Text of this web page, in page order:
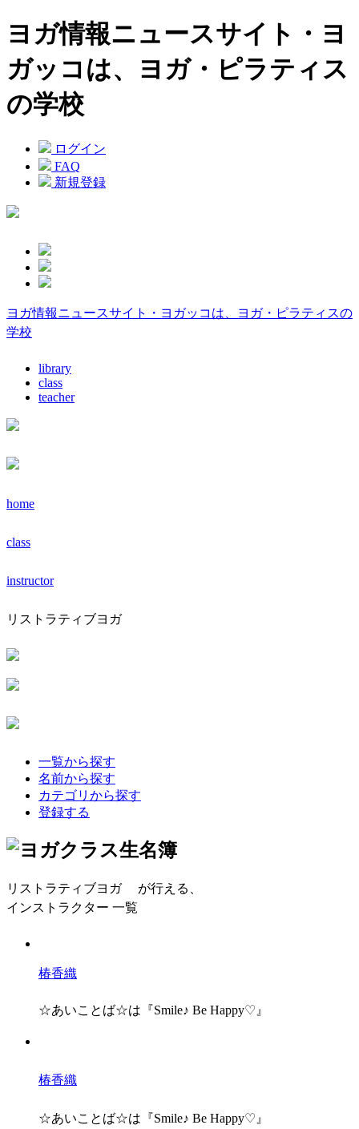
ヨガ情報ニュースサイト・ヨ
ガッコは、ヨガ・ピラティス
の学校
ログイン
FAQ
新規登録
ヨガ情報ニュースサイト・ヨガッコは、ヨガ・ピラティスの
学校
library
class
teacher
home
class
instructor
リストラティブヨガ
一覧から探す
名前から探す
カテゴリから探す
登録する
リストラティブヨガ
が行える、
インストラクター 一覧
椿香織
☆あいことば☆は『Smile♪ Be Happy♡』
椿香織
☆あいことば☆は『Smile♪ Be Happy♡』